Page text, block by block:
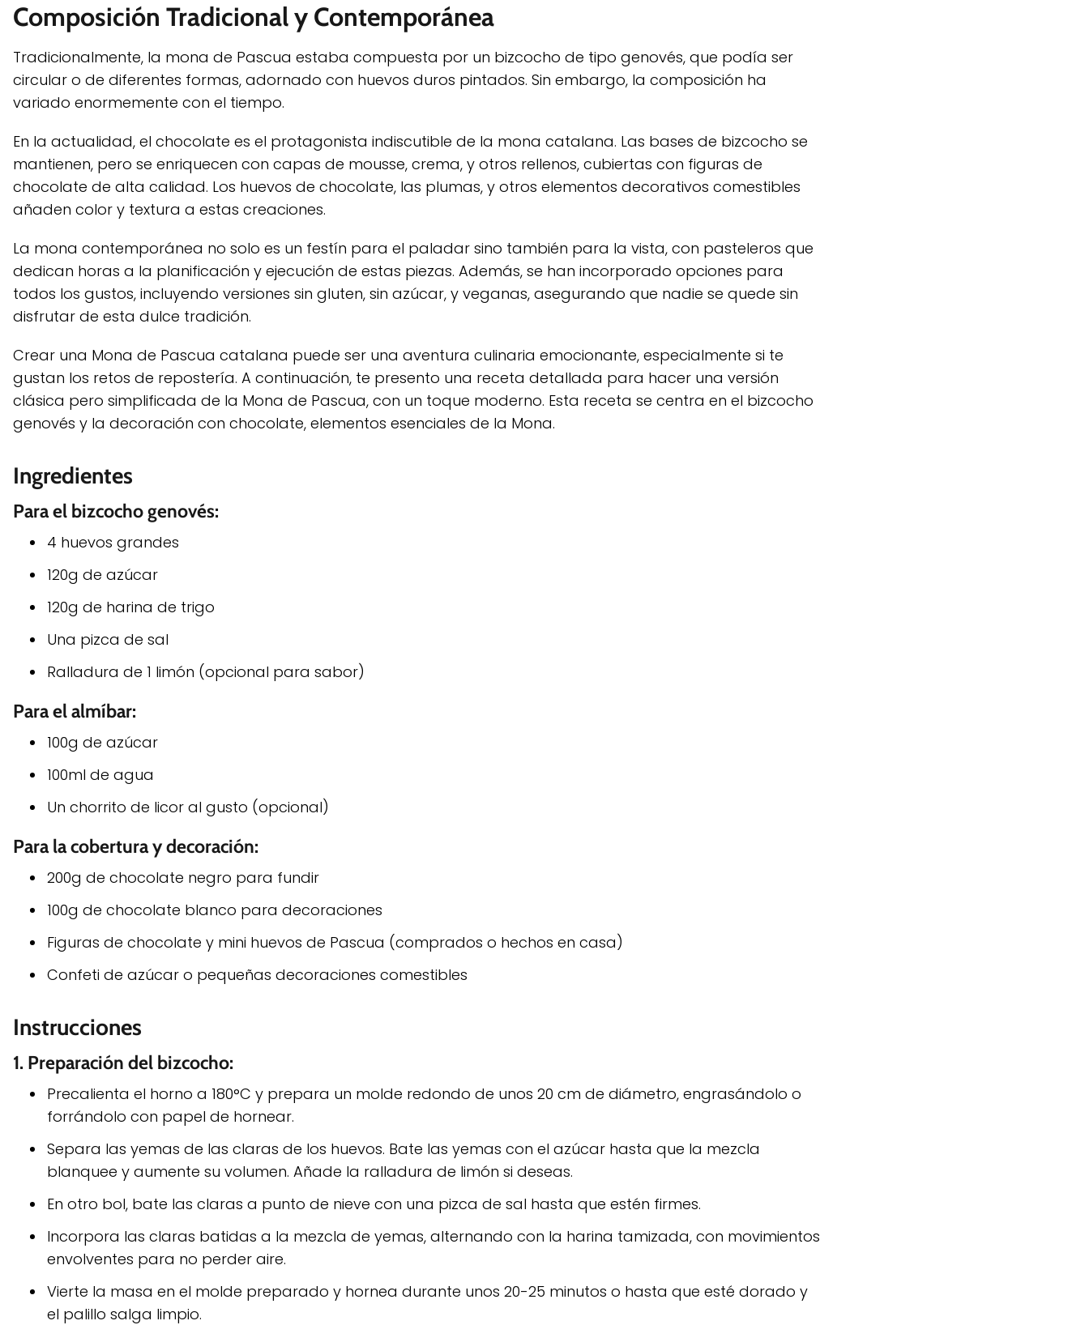
Composición Tradicional y Contemporánea
Tradicionalmente, la mona de Pascua estaba compuesta por un bizcocho de tipo genovés, que podía ser
circular o de diferentes formas, adornado con huevos duros pintados. Sin embargo, la composición ha
variado enormemente con el tiempo.
En la actualidad, el chocolate es el protagonista indiscutible de la mona catalana. Las bases de bizcocho se
mantienen, pero se enriquecen con capas de mousse, crema, y otros rellenos, cubiertas con figuras de
chocolate de alta calidad. Los huevos de chocolate, las plumas, y otros elementos decorativos comestibles
añaden color y textura a estas creaciones.
La mona contemporánea no solo es un festín para el paladar sino también para la vista, con pasteleros que
dedican horas a la planificación y ejecución de estas piezas. Además, se han incorporado opciones para
todos los gustos, incluyendo versiones sin gluten, sin azúcar, y veganas, asegurando que nadie se quede sin
disfrutar de esta dulce tradición.
Crear una Mona de Pascua catalana puede ser una aventura culinaria emocionante, especialmente si te
gustan los retos de repostería. A continuación, te presento una receta detallada para hacer una versión
clásica pero simplificada de la Mona de Pascua, con un toque moderno. Esta receta se centra en el bizcocho
genovés y la decoración con chocolate, elementos esenciales de la Mona.
Ingredientes
Para el bizcocho genovés:
4 huevos grandes
120g de azúcar
120g de harina de trigo
Una pizca de sal
Ralladura de 1 limón (opcional para sabor)
Para el almíbar:
100g de azúcar
100ml de agua
Un chorrito de licor al gusto (opcional)
Para la cobertura y decoración:
200g de chocolate negro para fundir
100g de chocolate blanco para decoraciones
Figuras de chocolate y mini huevos de Pascua (comprados o hechos en casa)
Confeti de azúcar o pequeñas decoraciones comestibles
Instrucciones
1. Preparación del bizcocho:
Precalienta el horno a 180°C y prepara un molde redondo de unos 20 cm de diámetro, engrasándolo o
forrándolo con papel de hornear.
Separa las yemas de las claras de los huevos. Bate las yemas con el azúcar hasta que la mezcla
blanquee y aumente su volumen. Añade la ralladura de limón si deseas.
En otro bol, bate las claras a punto de nieve con una pizca de sal hasta que estén firmes.
Incorpora las claras batidas a la mezcla de yemas, alternando con la harina tamizada, con movimientos
envolventes para no perder aire.
Vierte la masa en el molde preparado y hornea durante unos 20-25 minutos o hasta que esté dorado y
el palillo salga limpio.